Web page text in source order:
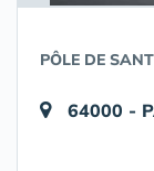
PÔLE DE
64000 -